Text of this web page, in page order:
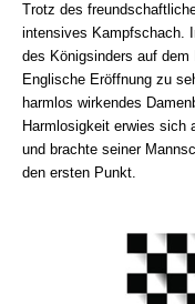
Trotz des
intensives Kampfschach.
des Königsinders auf
Englische Eröffnung zu
harmlos wirkendes
Harmlosigkeit erwies sich
und brachte seiner
den ersten Punkt.